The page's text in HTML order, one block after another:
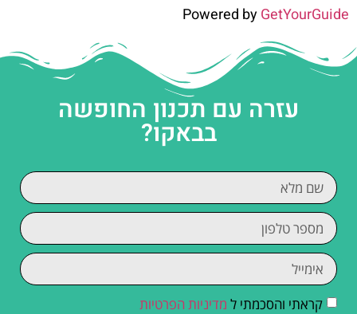
Powered byGetYourGuide
עזרה עם תכנון החופשה
בבאקו?
קראתי והסכמתי ל מדיניות הפרטיות